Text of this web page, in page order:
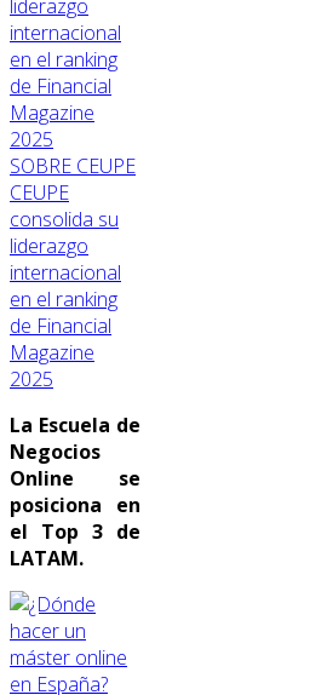
SOBRE CEUPE
CEUPE
consolida su
liderazgo
internacional
en el ranking
de Financial
Magazine
2025
La Escuela de
Negocios
Online se
posiciona en
el Top 3 de
LATAM.